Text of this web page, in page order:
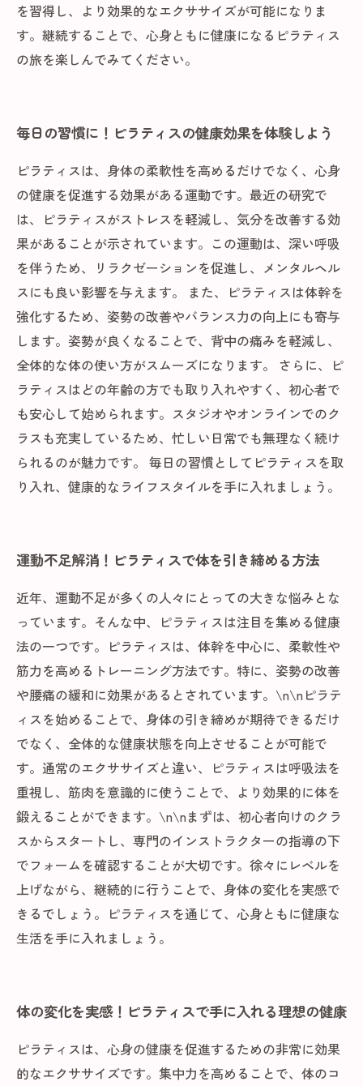
を習得し、より効果的なエクササイズが可能になりま
す。継続することで、心身ともに健康になるピラティス
の旅を楽しんでみてください。
毎日の習慣に！ピラティスの健康効果を体験しよう
ピラティスは、身体の柔軟性を高めるだけでなく、心身
の健康を促進する効果がある運動です。最近の研究で
は、ピラティスがストレスを軽減し、気分を改善する効
果があることが示されています。この運動は、深い呼吸
を伴うため、リラクゼーションを促進し、メンタルヘル
スにも良い影響を与えます。 また、ピラティスは体幹を
強化するため、姿勢の改善やバランス力の向上にも寄与
します。姿勢が良くなることで、背中の痛みを軽減し、
全体的な体の使い方がスムーズになります。 さらに、ピ
ラティスはどの年齢の方でも取り入れやすく、初心者で
も安心して始められます。スタジオやオンラインでのク
ラスも充実しているため、忙しい日常でも無理なく続け
られるのが魅力です。 毎日の習慣としてピラティスを取
り入れ、健康的なライフスタイルを手に入れましょう。
運動不足解消！ピラティスで体を引き締める方法
近年、運動不足が多くの人々にとっての大きな悩みとな
っています。そんな中、ピラティスは注目を集める健康
法の一つです。ピラティスは、体幹を中心に、柔軟性や
筋力を高めるトレーニング方法です。特に、姿勢の改善
や腰痛の緩和に効果があるとされています。\n\nピラテ
ィスを始めることで、身体の引き締めが期待できるだけ
でなく、全体的な健康状態を向上させることが可能で
す。通常のエクササイズと違い、ピラティスは呼吸法を
重視し、筋肉を意識的に使うことで、より効果的に体を
鍛えることができます。\n\nまずは、初心者向けのクラ
スからスタートし、専門のインストラクターの指導の下
でフォームを確認することが大切です。徐々にレベルを
上げながら、継続的に行うことで、身体の変化を実感で
きるでしょう。ピラティスを通じて、心身ともに健康な
生活を手に入れましょう。
体の変化を実感！ピラティスで手に入れる理想の健康
ピラティスは、心身の健康を促進するための非常に効果
的なエクササイズです。集中力を高めることで、体のコ